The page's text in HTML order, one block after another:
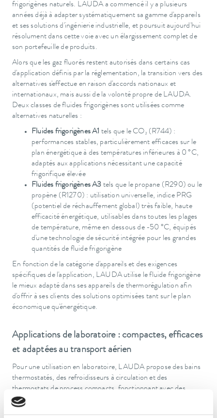
frigorigènes naturels. LAUDA a commencé il y a plusieurs
années déjà à adapter systématiquement sa gamme d'appareils
et ses solutions d'ingénierie industrielle, et poursuit aujourd'hui
résolument dans cette voie avec un élargissement complet de
son portefeuille de produits.
Alors que les gaz fluorés restent autorisés dans certains cas
d'application définis par la réglementation, la transition vers des
alternatives s'effectue en raison d'accords nationaux et
internationaux, mais aussi de la volonté propre de LAUDA.
Deux classes de fluides frigorigènes sont utilisées comme
alternatives naturelles :
Fluides frigorigènes A1 tels que le CO₂ (R744) :
performances stables, particulièrement efficaces sur le
plan énergétique à des températures inférieures à 0 °C,
adaptés aux applications nécessitant une capacité
frigorifique élevée
Fluides frigorigènes A3 tels que le propane (R290) ou le
propène (R1270) : utilisation universelle, indice PRG
(potentiel de réchauffement global) très faible, haute
efficacité énergétique, utilisables dans toutes les plages
de température, même en dessous de -50 °C, équipés
d'une technologie de sécurité intégrée pour les grandes
quantités de fluide frigorigène
En fonction de la catégorie d'appareils et des exigences
spécifiques de l'application, LAUDA utilise le fluide frigorigène
le mieux adapté dans ses appareils de thermorégulation afin
d'offrir à ses clients des solutions optimisées tant sur le plan
économique qu'énergétique.
Applications de laboratoire : compactes, efficaces
et adaptées au transport aérien
Pour une utilisation en laboratoire, LAUDA propose des bains
thermostatés, des refroidisseurs à circulation et des
thermostats de process compacts, fonctionnant avec des
fluides frigorigènes naturels performants de classe A3 tels que